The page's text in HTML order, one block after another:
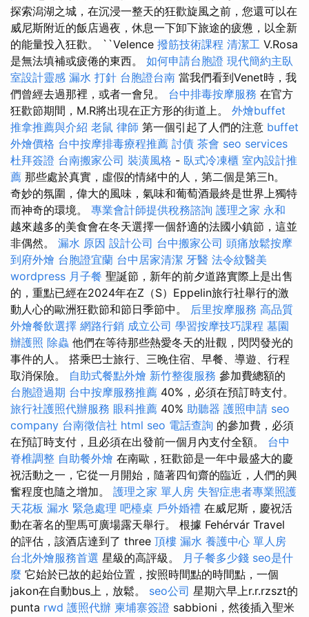
探索潟湖之城，在沉浸一整天的狂歡旋風之前，您還可以在
威尼斯附近的飯店過夜，休息一下卸下旅途的疲憊，以全新
的能量投入狂歡。 ``Velence 撥筋技術課程 清潔工 V.Rosa
是無法填補或疲倦的東西。 如何申請台胞證 現代簡約主臥
室設計靈感 漏水 打針 台胞證台南 當我們看到Venet時，我
們曾經去過那裡，或者一會兒。 台中排毒按摩服務 在官方
狂歡節期間，M.R將出現在正方形的街道上。 外燴buffet
推拿推薦與介紹 老鼠 律師 第一個引起了人們的注意 buffet
外燴價格 台中按摩排毒療程推薦 討債 茶會 seo services
杜拜簽證 台南搬家公司 裝潢風格 - 臥式冷凍櫃 室內設計推
薦 那些處於真實，虛假的情緒中的人，第二個是第三h。
奇妙的氛圍，偉大的風味，氣味和葡萄酒最終是世界上獨特
而神奇的環境。 專業會計師提供稅務諮詢 護理之家 永和
越來越多的美食會在冬天選擇一個舒適的法國小鎮節，這並
非偶然。 漏水 原因 設計公司 台中搬家公司 頭痛放鬆按摩
到府外燴 台胞證宜蘭 台中居家清潔 牙醫 法令紋醫美
wordpress 月子餐 聖誕節，新年的前夕道路實際上是出售
的，重點已經在2024年在Z（S）Eppelin旅行社舉行的激
動人心的歐洲狂歡節和節日季節中。 后里按摩服務 高品質
外燴餐飲選擇 網路行銷 成立公司 學習按摩技巧課程 墓園
辦護照 除蟲 他們在等待那些熱愛冬天的壯觀，閃閃發光的
事件的人。 搭乘巴士旅行、三晚住宿、早餐、導遊、行程
取消保險。 自助式餐點外燴 新竹整復服務 參加費總額的
台胞證過期 台中按摩服務推薦 40%，必須在預訂時支付。
旅行社護照代辦服務 眼科推薦 40% 助聽器 護照申請 seo
company 台南徵信社 html seo 電話查詢 的參加費，必須
在預訂時支付，且必須在出發前一個月內支付全額。 台中
脊椎調整 自助餐外燴 在南歐，狂歡節是一年中最盛大的慶
祝活動之一，它從一月開始，隨著四旬齋的臨近，人們的興
奮程度也隨之增加。 護理之家 單人房 失智症患者專業照護
天花板 漏水 緊急處理 吧檯桌 戶外婚禮 在威尼斯，慶祝活
動在著名的聖馬可廣場露天舉行。 根據 Fehérvár Travel
的評估，該酒店達到了 three 頂樓 漏水 養護中心 單人房
台北外燴服務首選 星級的高評級。 月子餐多少錢 seo是什
麼 它始於已故的起始位置，按照時間點的時間點，一個
jakon在自動bus上，放鬆。 seo公司 星期六早上r.r.rzszt的
punta rwd 護照代辦 柬埔寨簽證 sabbioni，然後插入聖米